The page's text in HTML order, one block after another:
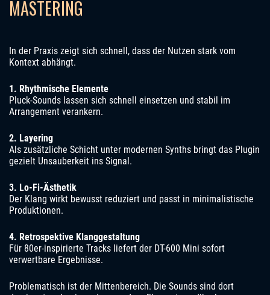
MASTERING
In der Praxis zeigt sich schnell, dass der Nutzen stark vom
Kontext abhängt.
1. Rhythmische Elemente
Pluck-Sounds lassen sich schnell einsetzen und stabil im
Arrangement verankern.
2. Layering
Als zusätzliche Schicht unter modernen Synths bringt das Plugin
gezielt Unsauberkeit ins Signal.
3. Lo-Fi-Ästhetik
Der Klang wirkt bewusst reduziert und passt in minimalistische
Produktionen.
4. Retrospektive Klanggestaltung
Für 80er-inspirierte Tracks liefert der DT-600 Mini sofort
verwertbare Ergebnisse.
Problematisch ist der Mittenbereich. Die Sounds sind dort